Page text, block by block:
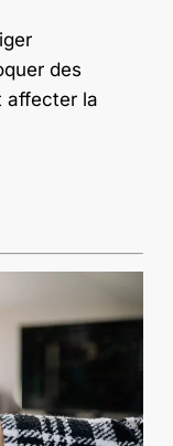
des
affecter la